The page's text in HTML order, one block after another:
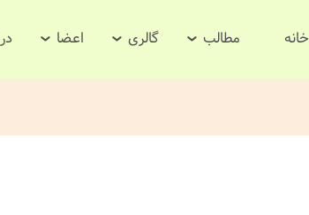
خانه مطالب گالری اعضا